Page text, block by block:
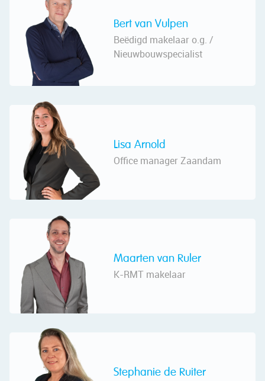
Bert van Vulpen
Beëdigd makelaar o.g. /
Nieuwbouwspecialist
Lisa Arnold
Office manager Zaandam
Maarten van Ruler
K-RMT makelaar
Stephanie de Ruiter